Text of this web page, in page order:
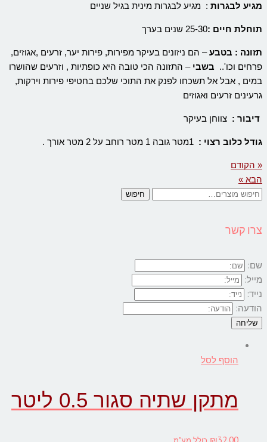
מגיע לבגרות : מגיע לבגרות מינית בגיל שניים
תוחלת חיים :25-30 שנים בערך
תזונה : בטבע– הם ניזונים בעיקר מפירות, פירות יער, זרעים ,אגוזים,
פרחים וכו'.. בשבי – התזונה הכי טובה היא כופתיות , וזרעים שהושרו
במים , אבל אל תשכחו לפנק את התוכי שלכם בחטיפי פירות וירקות,
גרעינים זרעים ואגוזים
דיבור : צווחן בעיקר
גודל כלוב רצוי :
« הקודם
הבא »
חיפוש
צרו קשר
שם:
מייל:
נייד:
הודעה:
שליחה
הוסף לסל
מתקן שתיה סגור 0.5 ליטר